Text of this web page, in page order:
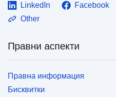
LinkedIn Facebook
Other
Правни аспекти
Правна информация
Бисквитки